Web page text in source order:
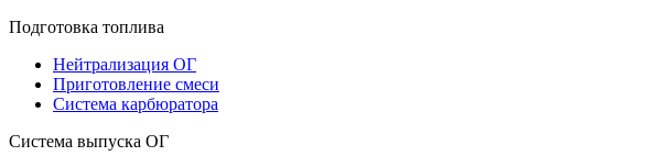
Подготовка топлива
Нейтрализация ОГ
Приготовление смеси
Система карбюратора
Система выпуска ОГ